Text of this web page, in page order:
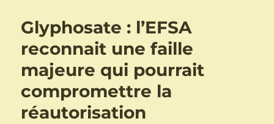
la
bataille
contre
Goliath
est
lancée
Glyphosate : l’EFSA
reconnait une faille
majeure qui pourrait
compromettre la
réautorisation